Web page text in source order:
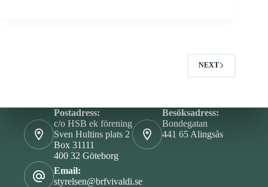
NEXT
Postadress:
c/o HSB ek förening
Sven Hultins plats 2
Box 31111
400 32 Göteborg
Besöksadress:
Bondegatan
441 65 Alingsås
Email:
styrelsen@brfvivaldi.se